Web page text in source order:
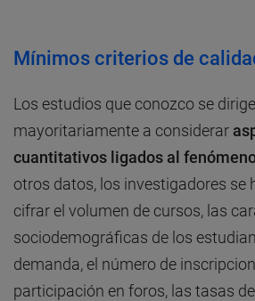
Mínimos criterios de
Los estudios que conozco se
mayoritariamente a considerar
cuantitativos ligados al
otros datos, los investigadores se
cifrar el volumen de cursos, las
sociodemográficas de los
demanda, el número de
participación en foros, las tasas